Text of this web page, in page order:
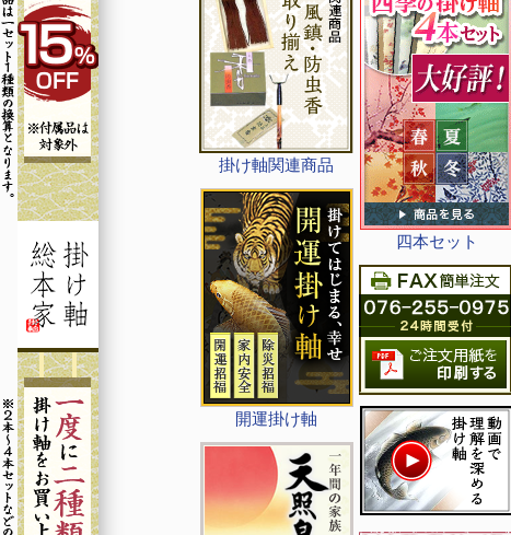
掛け軸関連商品
開運掛け軸
四本セット